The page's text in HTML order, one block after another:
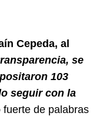
Cepeda, al
se
103
seguir con la
de palabras